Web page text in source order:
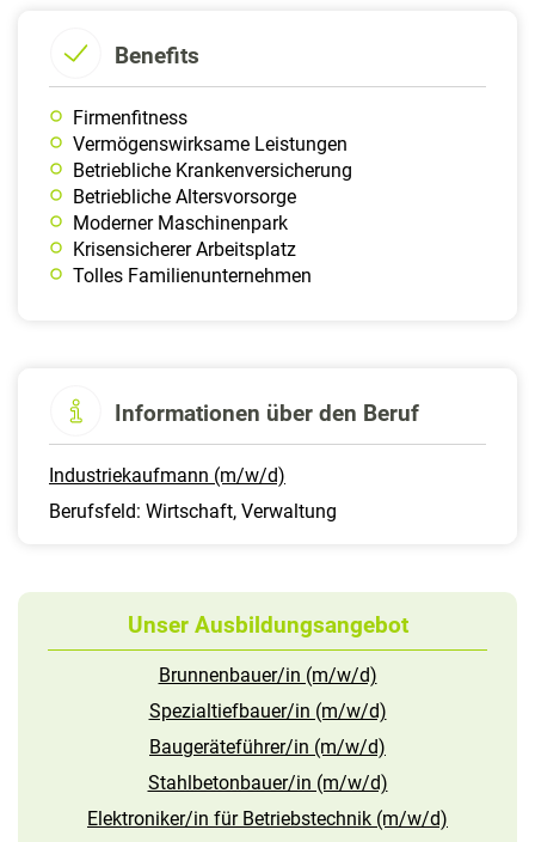
Benefits
Firmenfitness
Vermögenswirksame Leistungen
Betriebliche Krankenversicherung
Betriebliche Altersvorsorge
Moderner Maschinenpark
Krisensicherer Arbeitsplatz
Tolles Familien­unternehmen
Informationen über den Beruf
Industriekaufmann (m/w/d)
Berufsfeld: Wirtschaft, Verwaltung
Unser Ausbildungsangebot
Brunnenbauer/in (m/w/d)
Spezialtiefbauer/in (m/w/d)
Baugeräteführer/in (m/w/d)
Stahlbetonbauer/in (m/w/d)
Elektroniker/in für Betriebstechnik (m/w/d)